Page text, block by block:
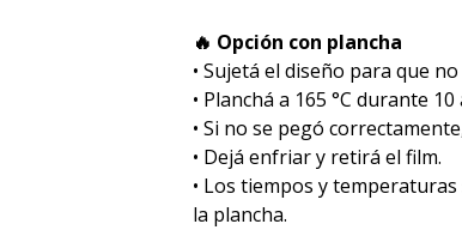
🔥 Opción con plancha
• Sujetá el diseño para que
• Planchá a 165 °C durante
• Si no se pegó
• Dejá enfriar y retirá el film.
• Los tiempos y
la plancha.